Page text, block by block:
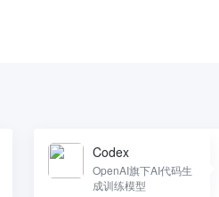
Codex
OpenAI旗下AI代码生
成训练模型